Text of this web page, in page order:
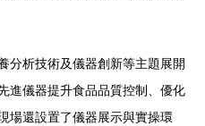
分析技術及儀器創新等主題展開
進儀器提升食品品質控制、優化
場還設置了儀器展示與實操環